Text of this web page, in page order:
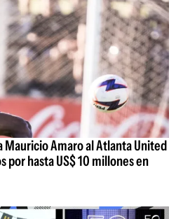
Amaro al Atlanta United
por hasta US$ 10 millones en